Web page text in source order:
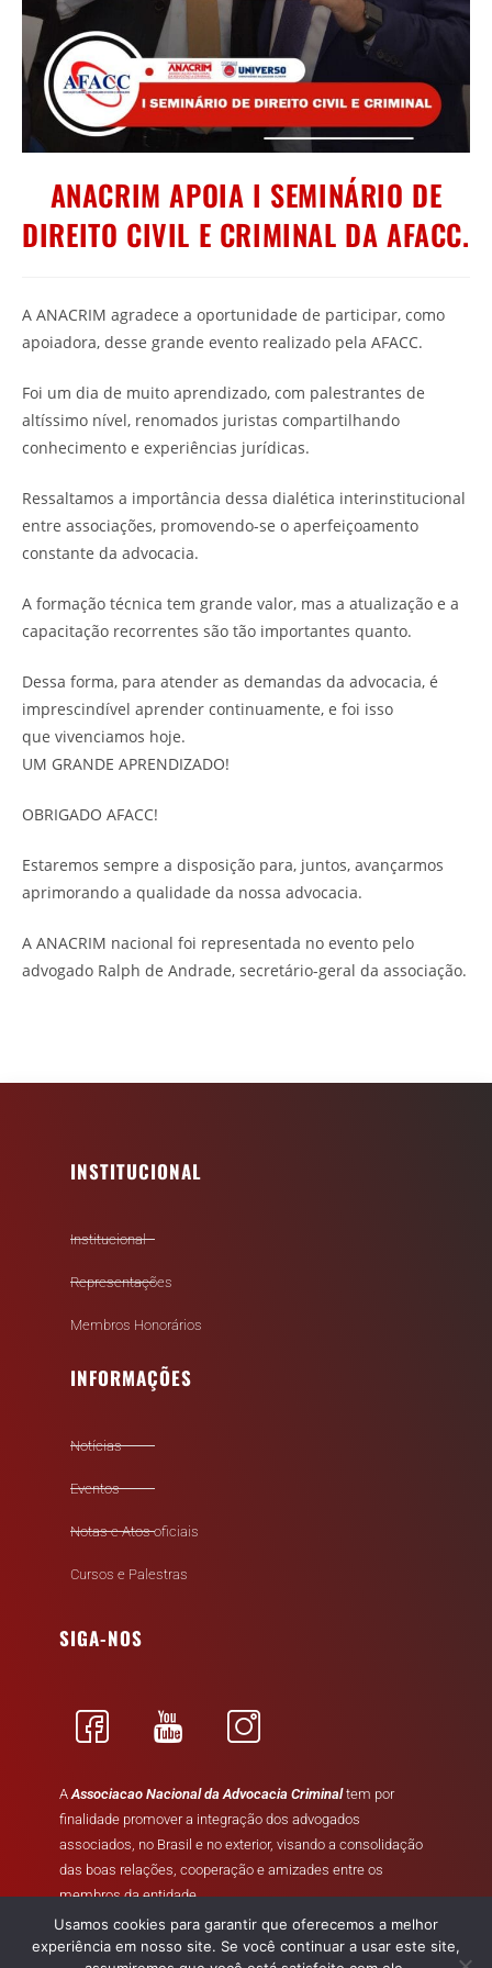
ANACRIM APOIA I SEMINÁRIO DE
DIREITO CIVIL E CRIMINAL DA AFACC.
A ANACRIM agradece a oportunidade de participar, como
apoiadora, desse grande evento realizado pela AFACC.
Foi um dia de muito aprendizado, com palestrantes de
altíssimo nível, renomados juristas compartilhando
conhecimento e experiências jurídicas.
Ressaltamos a importância dessa dialética interinstitucional
entre associações, promovendo-se o aperfeiçoamento
constante da advocacia.
A formação técnica tem grande valor, mas a atualização e a
capacitação recorrentes são tão importantes quanto.
Dessa forma, para atender as demandas da advocacia, é
imprescindível aprender continuamente, e foi isso
que vivenciamos hoje.
UM GRANDE APRENDIZADO!
OBRIGADO AFACC!
Estaremos sempre a disposição para, juntos, avançarmos
aprimorando a qualidade da nossa advocacia.
A ANACRIM nacional foi representada no evento pelo
advogado Ralph de Andrade, secretário-geral da associação.
INSTITUCIONAL
Institucional
Representações
Membros Honorários
INFORMAÇÕES
Notícias
Eventos
Notas e Atos oficiais
Cursos e Palestras
SIGA-NOS
AAssociacao Nacional da Advocacia Criminaltem por
finalidade promover a integração dos advogados
associados, no Brasil e no exterior, visando a consolidação
das boas relações, cooperação e amizades entre os
membros da entidade.
Usamos cookies para garantir que oferecemos a melhor
experiência em nosso site. Se você continuar a usar este site,